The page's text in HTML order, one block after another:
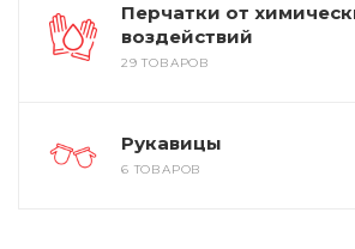
Перчатки от
воздействий
29 ТОВАРОВ
Рукавицы
6 ТОВАРОВ